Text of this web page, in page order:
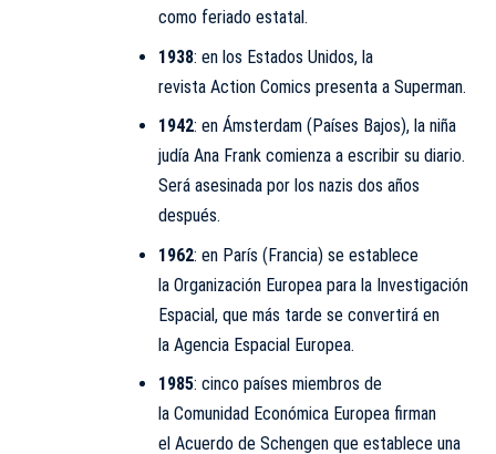
como feriado estatal.
1938: en los Estados Unidos, la
revista Action Comics presenta a Superman.
1942: en Ámsterdam (Países Bajos), la niña
judía Ana Frankcomienza a escribir su diario.
Será asesinada por los nazis dos años
después.
1962: en París (Francia) se establece
la Organización Europea para la Investigación
Espacial, que más tarde se convertirá en
la Agencia Espacial Europea.
1985: cinco países miembros de
la Comunidad Económica Europea firman
el Acuerdo de Schengen que establece una